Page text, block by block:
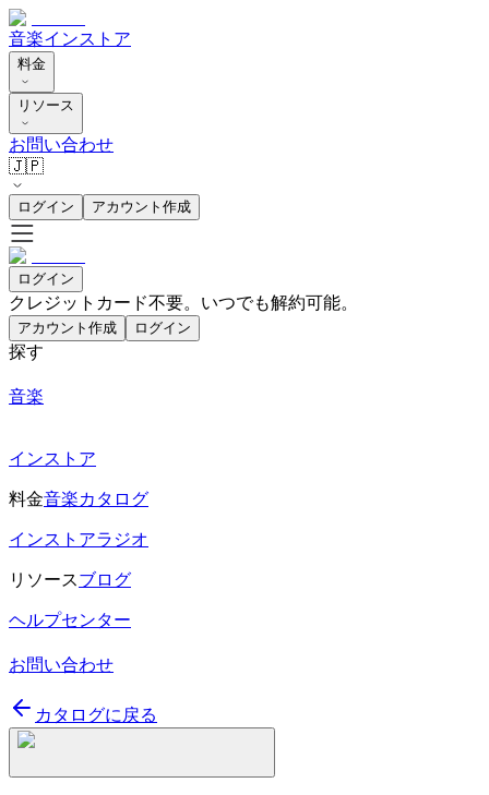
音楽インストア
料金
リソース
お問い合わせ
🇯🇵
ログイン アカウント作成
ログイン
クレジットカード不要。いつでも解約可能。
アカウント作成 ログイン
探す
音楽
インストア
料金音楽カタログ
インストアラジオ
リソースブログ
ヘルプセンター
お問い合わせ
カタログに戻る